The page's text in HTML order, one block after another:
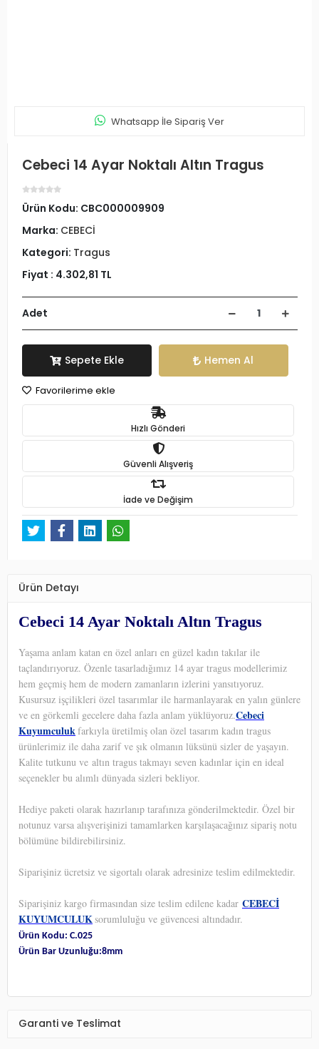
Whatsapp İle Sipariş Ver
Cebeci 14 Ayar Noktalı Altın Tragus
Ürün Kodu: CBC000009909
Marka: CEBECİ
Kategori: Tragus
Fiyat : 4.302,81 TL
Adet
Sepete Ekle Hemen Al
Favorilerime ekle
Hızlı Gönderi
Güvenli Alışveriş
İade ve Değişim
Ürün Detayı
Cebeci 14 Ayar Noktalı Altın Tragus
Yaşama anlam katan en özel anları en güzel kadın takılar ile
taçlandırıyoruz. Özenle tasarladığımız 14 ayar tragus modellerimiz
hem geçmiş hem de modern zamanların izlerini yansıtıyoruz.
Kusursuz işçilikleri özel tasarımlar ile harmanlayarak en yalın günlere
ve en görkemli gecelere daha fazla anlam yüklüyoruz.Cebeci
Kuyumculukfarkıyla üretilmiş olan özel tasarım kadın tragus
ürünlerimiz ile daha zarif ve şık olmanın lüksünü sizler de yaşayın.
Kalite tutkunu ve altın tragus takmayı seven kadınlar için en ideal
seçenekler bu alımlı dünyada sizleri bekliyor.
Hediye paketi olarak hazırlanıp tarafınıza gönderilmektedir. Özel bir
notunuz varsa alışverişinizi tamamlarken karşılaşacağınız sipariş notu
bölümüne bildirebilirsiniz.
Siparişiniz ücretsiz ve sigortalı olarak adresinize teslim edilmektedir.
Siparişiniz kargo firmasından size teslim edilene kadar CEBECİ
KUYUMCULUKsorumluluğu ve güvencesi altındadır.
Ürün Kodu: C.025
Ürün Bar Uzunluğu:8mm
Garanti ve Teslimat